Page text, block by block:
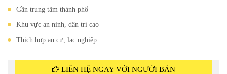
Gần trung tâm thành phố
Khu vực an ninh, dân trí cao
Thich hợp an cư, lạc nghiệp
LIÊN HỆ NGAY VỚI NGƯỜI BÁN